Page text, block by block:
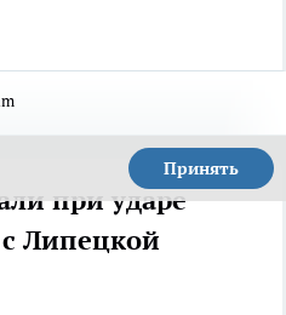
Принять
при ударе
Липецкой